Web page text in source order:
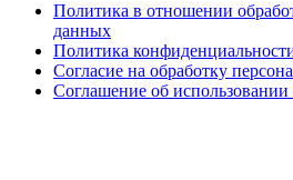
Политика в отношении
данных
Политика
Согласие на обработку
Соглашение об